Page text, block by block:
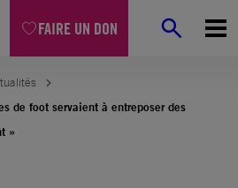
FAIRE UN DON
de foot servaient à entreposer des
»